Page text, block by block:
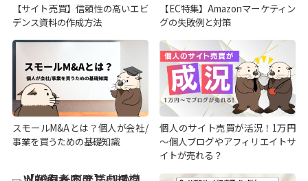
【サイト売買】信頼性の高いエビ
デンス資料の作成方法
【EC特集】Amazonマーケティン
グの失敗例と対策
スモールM&Aとは？個人が会社/
事業を買うための基礎知識
個人のサイト売買が活況！1万円
～個人ブログやアフィリエイトサ
イトが売れる？